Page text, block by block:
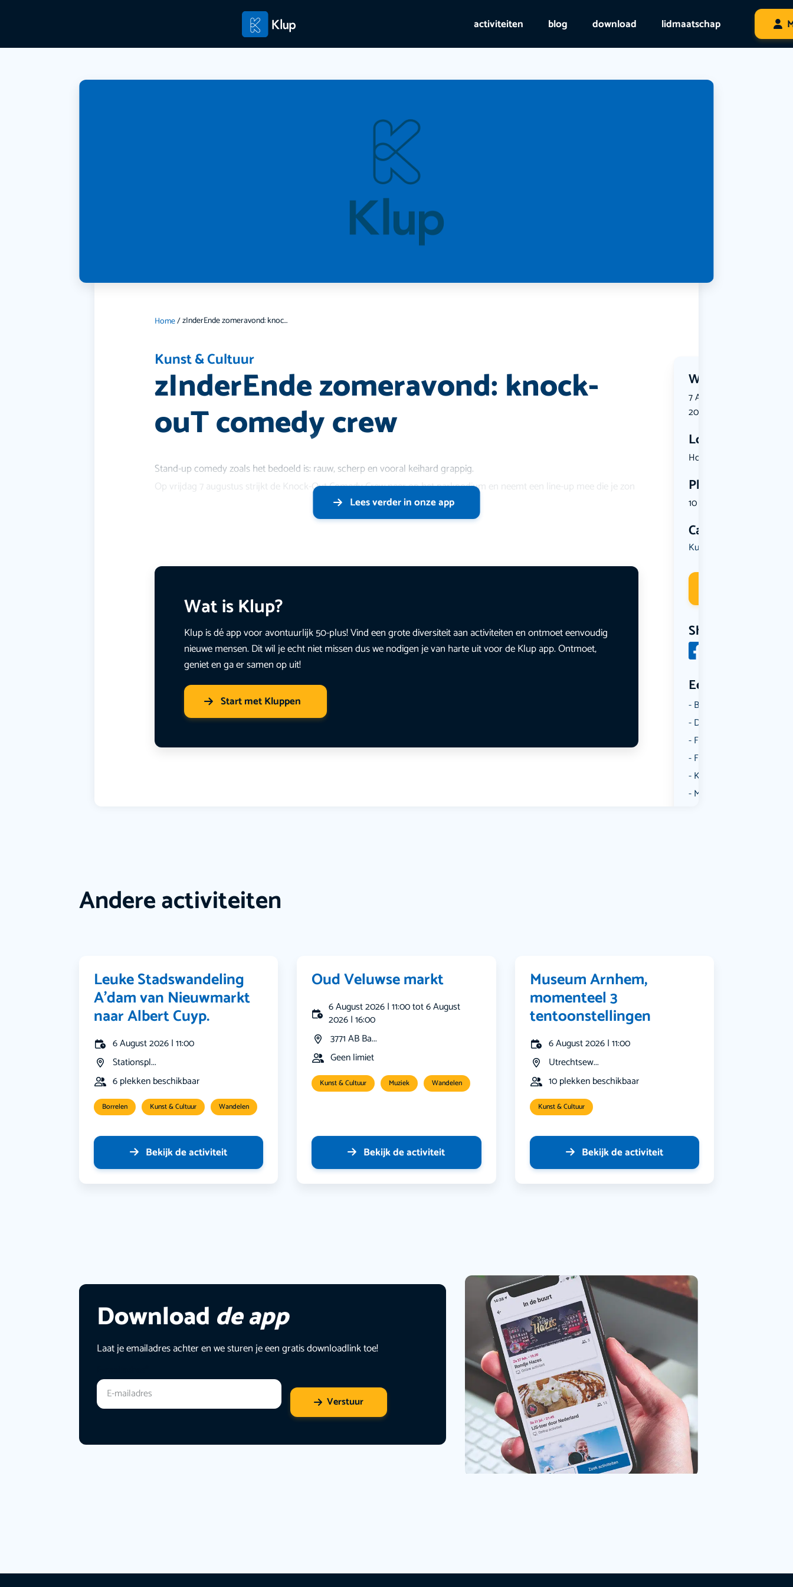
activiteiten blog download lidmaatschap
Home/ zInderEnde zomeravond: knock-ouT comedy crew
Kunst & Cultuur
zInderEnde zomeravond: knock-
ouT comedy crew
Wanneer?
7 August 2026 | 20:00 tot
2026 | 23:00
Locatie
Hoge Ham 1...
Plekken
10 plekken beschikbaar
Categorie
Kunst & Cultuur
Share
Een aantal
Borrelen
Dansen
Fietsen
Film
Kunst & Cultuur
Muziek
Stand-up comedy zoals het bedoeld is: rauw, scherp en vooral keihard grappig.
Op vrijdag 7 augustus strijkt de Knock-Out Comedy Crew neer op het parkpodium en neemt een line-up mee die je zon
Lees verder in onze app
Wat is Klup?
Klup is dé app voor avontuurlijk 50-plus! Vind een grote diversiteit aan activiteiten en ontmoet eenvoudig
nieuwe mensen. Dit wil je echt niet missen dus we nodigen je van harte uit voor de Klup app. Ontmoet,
geniet en ga er samen op uit!
Start met Kluppen
Andere activiteiten
Leuke Stadswandeling
A’dam van Nieuwmarkt
naar Albert Cuyp.
6 August 2026 | 11:00
Stationspl...
6 plekken beschikbaar
Borrelen Kunst & Cultuur Wandelen
Bekijk de activiteit
Oud Veluwse markt
6 August 2026 | 11:00 tot 6 August
2026 | 16:00
3771 AB Ba...
Geen limiet
Kunst & Cultuur Muziek Wandelen
Bekijk de activiteit
Museum Arnhem,
momenteel 3
tentoonstellingen
6 August 2026 | 11:00
Utrechtsew...
10 plekken beschikbaar
Kunst & Cultuur
Bekijk de activiteit
Download de app
Laat je emailadres achter en we sturen je een gratis downloadlink toe!
Verstuur